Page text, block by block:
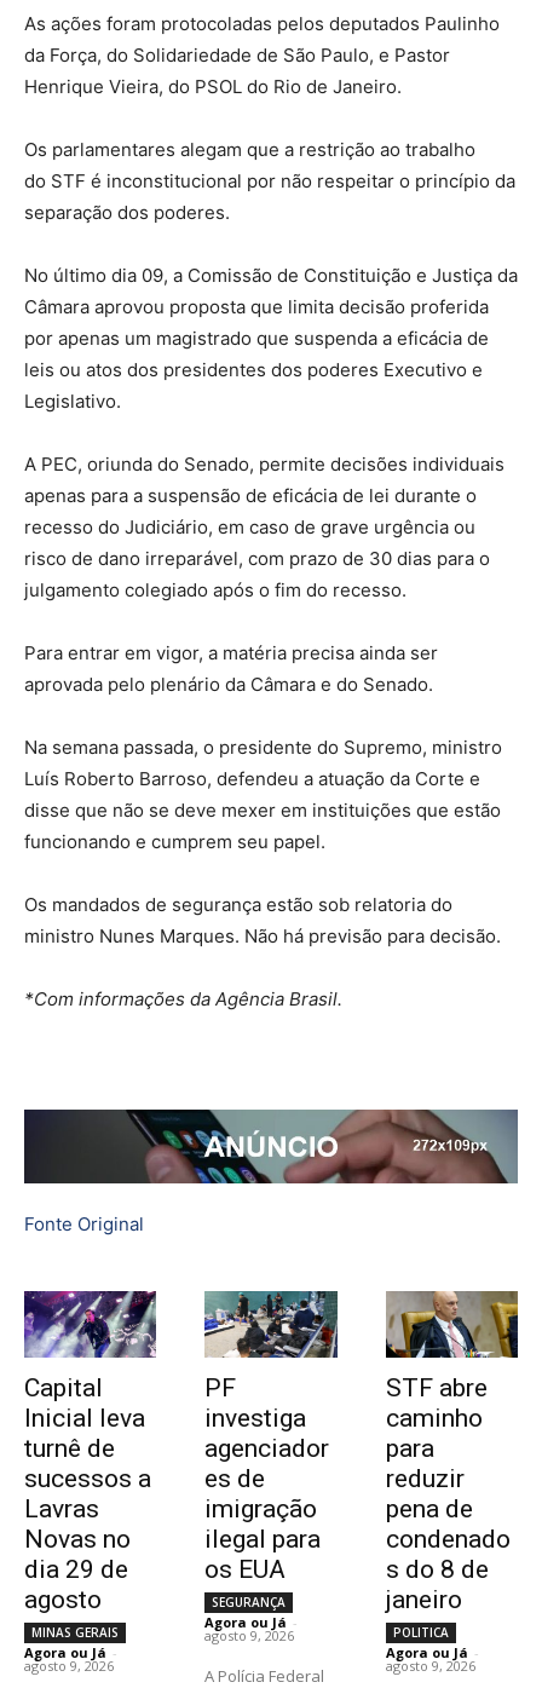
As ações foram protocoladas pelos deputados Paulinho
da Força, do Solidariedade de São Paulo, e Pastor
Henrique Vieira, do PSOL do Rio de Janeiro.
Os parlamentares alegam que a restrição ao trabalho
do STF é inconstitucional por não respeitar o princípio da
separação dos poderes.
No último dia 09, a Comissão de Constituição e Justiça da
Câmara aprovou proposta que limita decisão proferida
por apenas um magistrado que suspenda a eficácia de
leis ou atos dos presidentes dos poderes Executivo e
Legislativo.
A PEC, oriunda do Senado, permite decisões individuais
apenas para a suspensão de eficácia de lei durante o
recesso do Judiciário, em caso de grave urgência ou
risco de dano irreparável, com prazo de 30 dias para o
julgamento colegiado após o fim do recesso.
Para entrar em vigor, a matéria precisa ainda ser
aprovada pelo plenário da Câmara e do Senado.
Na semana passada, o presidente do Supremo, ministro
Luís Roberto Barroso, defendeu a atuação da Corte e
disse que não se deve mexer em instituições que estão
funcionando e cumprem seu papel.
Os mandados de segurança estão sob relatoria do
ministro Nunes Marques. Não há previsão para decisão.
*Com informações da Agência Brasil.
Fonte Original
Capital
Inicial leva
turnê de
sucessos a
Lavras
Novas no
dia 29 de
agosto
MINAS GERAIS
Agora ou Já -
agosto 9, 2026
PF
investiga
agenciador
es de
imigração
ilegal para
os EUA
SEGURANÇA
Agora ou Já -
agosto 9, 2026
A Polícia Federal
STF abre
caminho
para
reduzir
pena de
condenado
s do 8 de
janeiro
POLITICA
Agora ou Já -
agosto 9, 2026